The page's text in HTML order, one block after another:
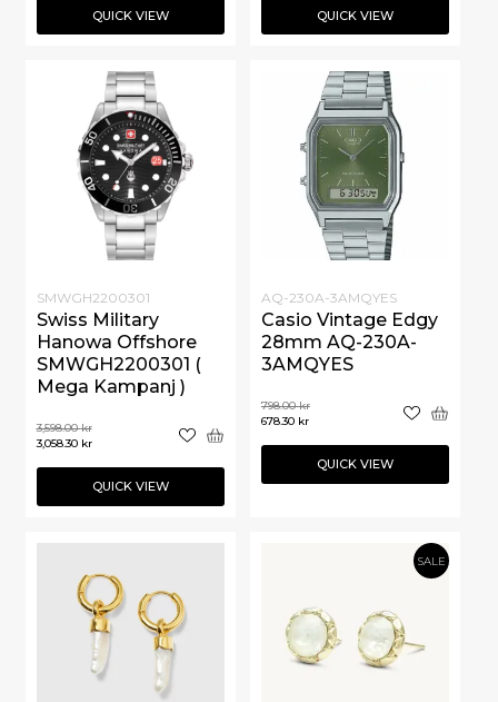
QUICK VIEW QUICK VIEW
SMWGH2200301
Swiss Military
Hanowa Offshore
SMWGH2200301 (
Mega Kampanj )
3,598.00kr
3,058.30 kr
QUICK VIEW
AQ-230A-3AMQYES
Casio Vintage Edgy
28mm AQ-230A-
3AMQYES
798.00kr
678.30 kr
QUICK VIEW
SALE